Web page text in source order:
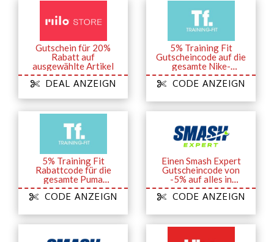
Gutschein für 20%
Rabatt auf
ausgewählte Artikel
DEAL ANZEIGN
5% Training Fit
Gutscheincode auf die
gesamte Nike-
Kollektion
CODE ANZEIGN
5% Training Fit
Rabattcode für die
gesamte Puma
Kollektion
CODE ANZEIGN
Einen Smash Expert
Gutscheincode von
-5% auf alles in
Online-Store
CODE ANZEIGN